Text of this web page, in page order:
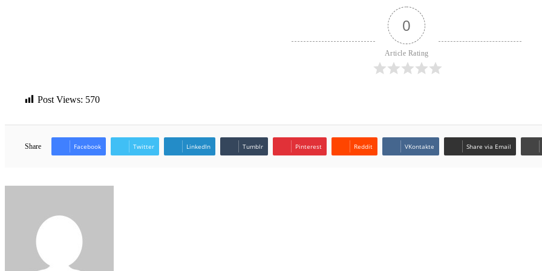
0
Article Rating
Post Views: 570
Share Facebook Twitter LinkedIn Tumblr Pinterest Reddit VKontakte Share via Email